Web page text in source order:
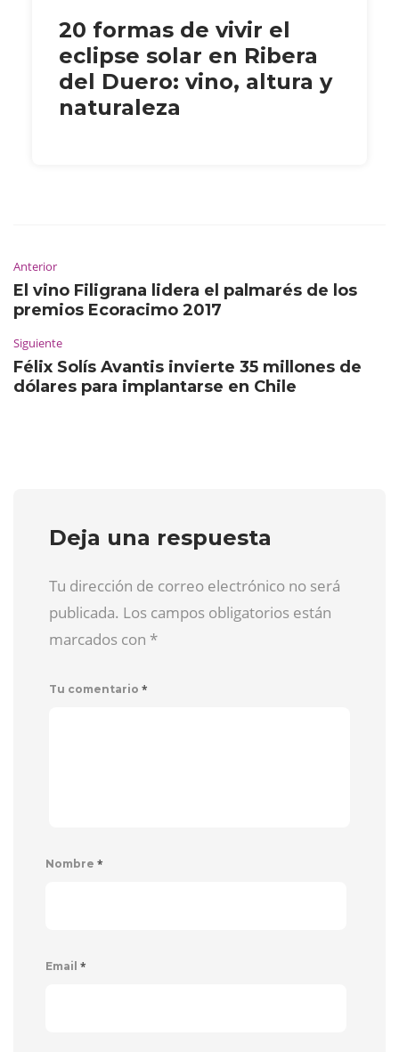
20 formas de vivir el
eclipse solar en Ribera
del Duero: vino, altura y
naturaleza
Anterior
El vino Filigrana lidera el palmarés de los
premios Ecoracimo 2017
Siguiente
Félix Solís Avantis invierte 35 millones de
dólares para implantarse en Chile
Deja una respuesta
Tu dirección de correo electrónico no será
publicada. Los campos obligatorios están
marcados con *
Tu comentario *
Nombre *
Email *